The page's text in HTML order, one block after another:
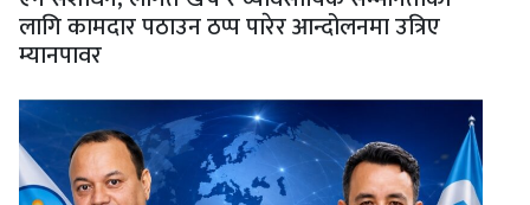
लागि कामदार पठाउन ठप्प पारेर आन्दोलनमा उत्रिए
म्यानपावर